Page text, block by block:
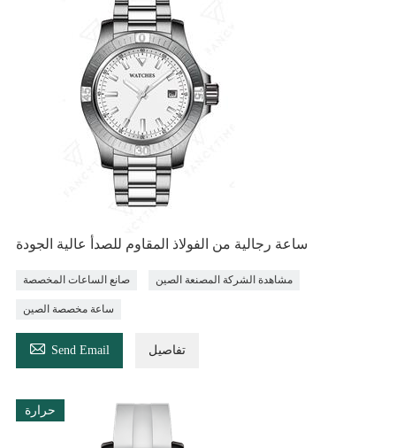
ساعة رجالية من الفولاذ المقاوم للصدأ عالية الجودة
صانع الساعات المخصصة مشاهدة الشركة المصنعة الصين
ساعة مخصصة الصين
 Send Email تفاصيل
حرارة